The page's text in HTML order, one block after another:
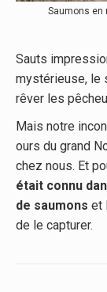
Saumons en
Sauts
mystérieuse, le
rêver les
Mais notre
ours du grand
chez nous. Et
était connu
de saumons et
de le capturer.